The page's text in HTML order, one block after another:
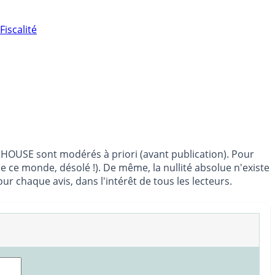
sont modérés à priori (avant publication). Pour
monde, désolé !). De même, la nullité absolue n'existe
chaque avis, dans l'intérêt de tous les lecteurs.